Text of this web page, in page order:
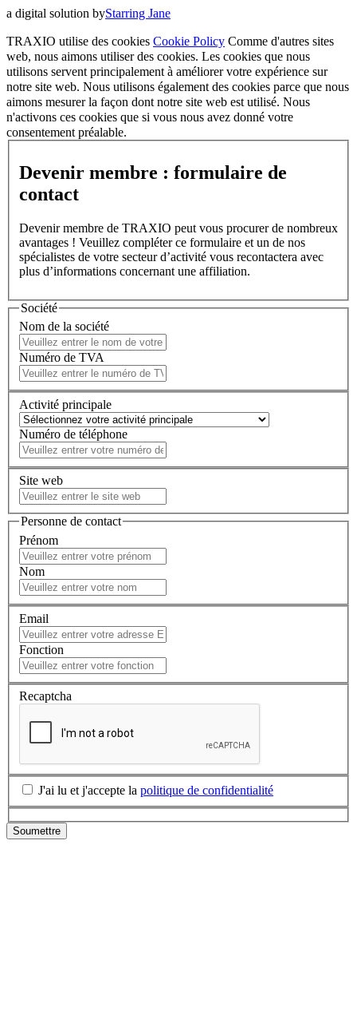
a digital solution byStarring Jane
TRAXIO utilise des cookies Cookie Policy Comme d'autres sites
web, nous aimons utiliser des cookies. Les cookies que nous
utilisons servent principalement à améliorer votre expérience sur
notre site web. Nous utilisons également des cookies parce que nous
aimons mesurer la façon dont notre site web est utilisé. Nous
n'activons ces cookies que si vous nous avez donné votre
consentement préalable.
Devenir membre : formulaire de
contact
Devenir membre de TRAXIO peut vous procurer de nombreux
avantages ! Veuillez compléter ce formulaire et un de nos
spécialistes de votre secteur d’activité vous recontactera avec
plus d’informations concernant une affiliation.
Société
Nom de la société
Numéro de TVA
Activité principale
Numéro de téléphone
Site web
Personne de contact
Prénom
Nom
Email
Fonction
Recaptcha
J'ai lu et j'accepte la politique de confidentialité